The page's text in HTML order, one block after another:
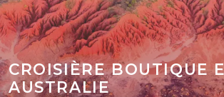
CROISIÈRE BOUTIQUE
AUSTRALIE